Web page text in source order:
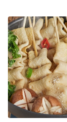
품
라
벨